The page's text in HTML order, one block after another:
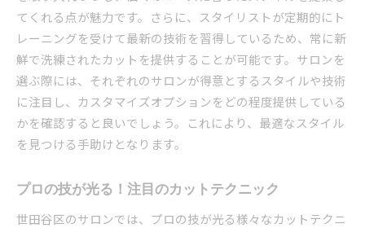
てくれる点が魅力です。さらに、スタイリストが定期的にト
レーニングを受けて最新の技術を習得しているため、常に新
鮮で洗練されたカットを提供することが可能です。サロンを
選ぶ際には、それぞれのサロンが得意とするスタイルや技術
に注目し、カスタマイズオプションをどの程度提供している
かを確認すると良いでしょう。これにより、最適なスタイル
を見つける手助けとなります。
プロの技が光る！注目のカットテクニック
世田谷区のサロンでは、プロの技が光る様々なカットテクニ